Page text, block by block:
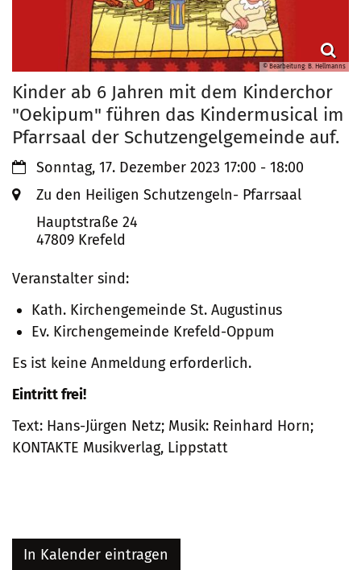
© Bearbeitung: B. Hellmanns
Kinder ab 6 Jahren mit dem Kinderchor
"Oekipum" führen das Kindermusical im
Pfarrsaal der Schutzengelgemeinde auf.
Datum:Sonntag, 17. Dezember 2023 17:00 - 18:00
Ort: Zu den Heiligen Schutzengeln- Pfarrsaal
Hauptstraße 24
47809 Krefeld
Veranstalter sind:
Kath. Kirchengemeinde St. Augustinus
Ev. Kirchengemeinde Krefeld-Oppum
Es ist keine Anmeldung erforderlich.
Eintritt frei!
Text: Hans-Jürgen Netz; Musik: Reinhard Horn;
KONTAKTE Musikverlag, Lippstatt
In Kalender eintragen